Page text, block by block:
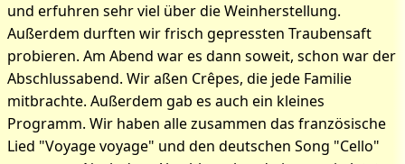
und erfuhren sehr viel über die Weinherstellung.
Außerdem durften wir frisch gepressten Traubensaft
probieren. Am Abend war es dann soweit, schon war der
Abschlussabend. Wir aßen Crêpes, die jede Familie
mitbrachte. Außerdem gab es auch ein kleines
Programm. Wir haben alle zusammen das französische
Lied "Voyage voyage" und den deutschen Song "Cello"